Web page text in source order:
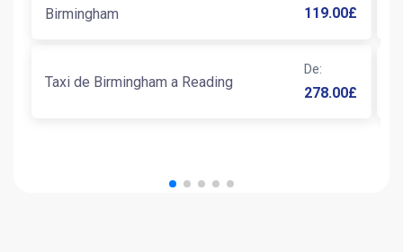
Birmingham
119.00£
Taxi de Birmingham a Reading
De:
278.00£